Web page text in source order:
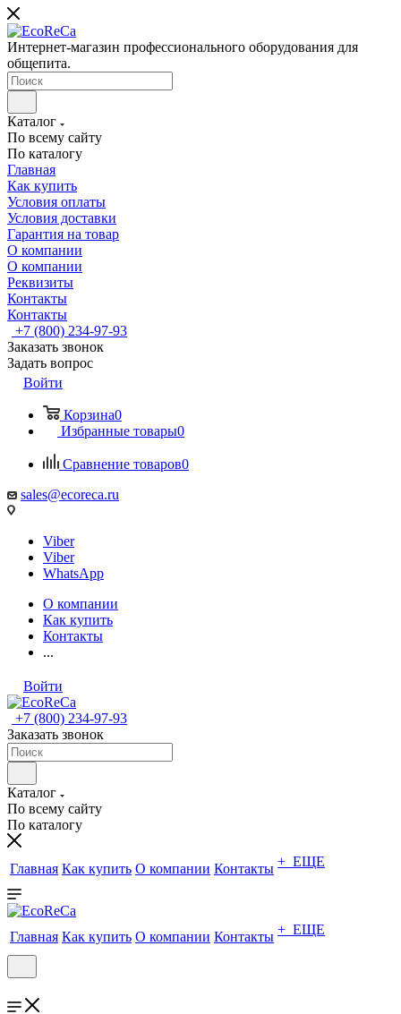
Интернет-магазин профессионального оборудования для
общепита.
Каталог
По всему сайту
По каталогу
Главная
Как купить
Условия оплаты
Условия доставки
Гарантия на товар
О компании
О компании
Реквизиты
Контакты
Контакты
+7 (800) 234-97-93
Заказать звонок
Задать вопрос
Войти
Корзина0
Избранные товары0
Сравнение товаров0
sales@ecoreca.ru
Viber
Viber
WhatsApp
О компании
Как купить
Контакты
...
Войти
+7 (800) 234-97-93
Заказать звонок
Каталог
По всему сайту
По каталогу
Главная Как купить О компании Контакты + ЕЩЕ
Главная Как купить О компании Контакты + ЕЩЕ